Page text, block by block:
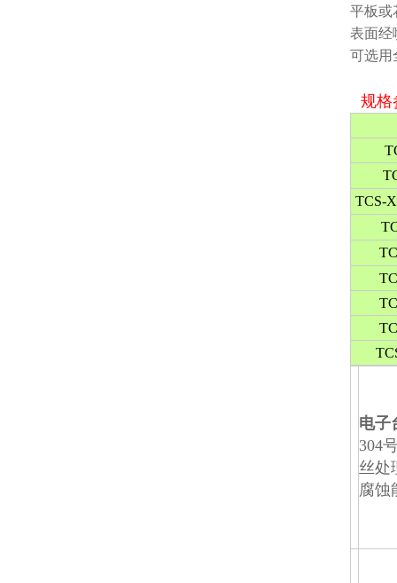
平板或
表面经
可选用
规格
TCS-
电子
304
丝处
腐蚀